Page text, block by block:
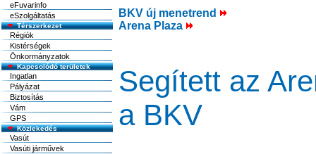
eFuvarinfo
eSzolgáltatás
Térszerkezet
Régiók
Kistérségek
Önkormányzatok
Kapcsolódó területek
Ingatlan
Pályázat
Biztosítás
Vám
GPS
Közlekedés
Vasút
Vasúti járművek
BKV új menetrend
Arena Plaza
Segített az
a BKV